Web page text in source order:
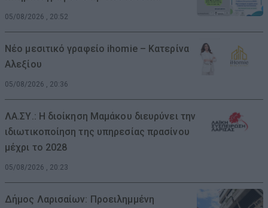
05/08/2026 , 20:52
Νέο μεσιτικό γραφείο ihomie – Κατερίνα
Αλεξίου
05/08/2026 , 20:36
ΛΑ.ΣΥ.: Η διοίκηση Μαμάκου διευρύνει την
ιδιωτικοποίηση της υπηρεσίας πρασίνου
μέχρι το 2028
05/08/2026 , 20:23
Δήμος Λαρισαίων: Προειλημμένη